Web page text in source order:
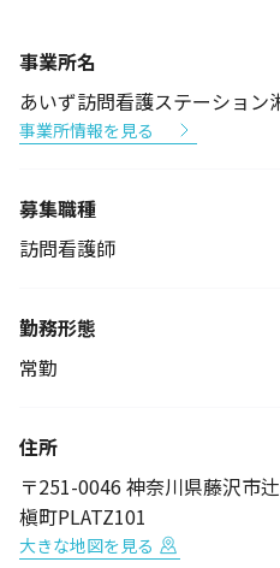
事業所名
あいず訪問看護ステーション
事業所情報を見る
募集職種
訪問看護師
勤務形態
常勤
住所
〒251-0046 神奈川県藤沢市
槇町PLATZ101
大きな地図を見る